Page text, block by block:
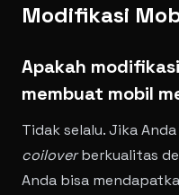
Modifikasi
Apakah
membuat mobil
Tidak selalu. Jika
coiloverberkualitas
Anda bisa